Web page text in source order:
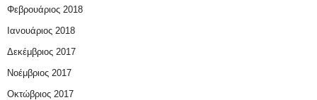
Φεβρουάριος 2018
Ιανουάριος 2018
Δεκέμβριος 2017
Νοέμβριος 2017
Οκτώβριος 2017